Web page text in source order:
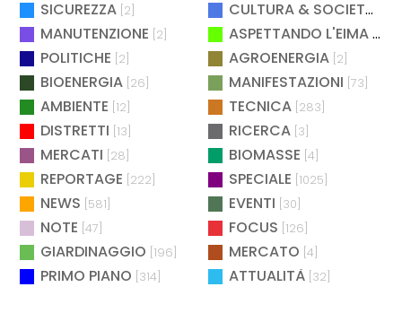
SICUREZZA [2] CULTURA & SOCIETÀ
MANUTENZIONE [2] ASPETTANDO L'EIMA [4]
POLITICHE [2] AGROENERGIA [2]
BIOENERGIA [26] MANIFESTAZIONI [73]
AMBIENTE [12] TECNICA [283]
DISTRETTI [13] RICERCA [3]
MERCATI [28] BIOMASSE [4]
REPORTAGE [222] SPECIALE [1025]
NEWS [581] EVENTI [30]
NOTE [47] FOCUS [126]
GIARDINAGGIO [196] MERCATO [4]
PRIMO PIANO [314] ATTUALITÀ [32]